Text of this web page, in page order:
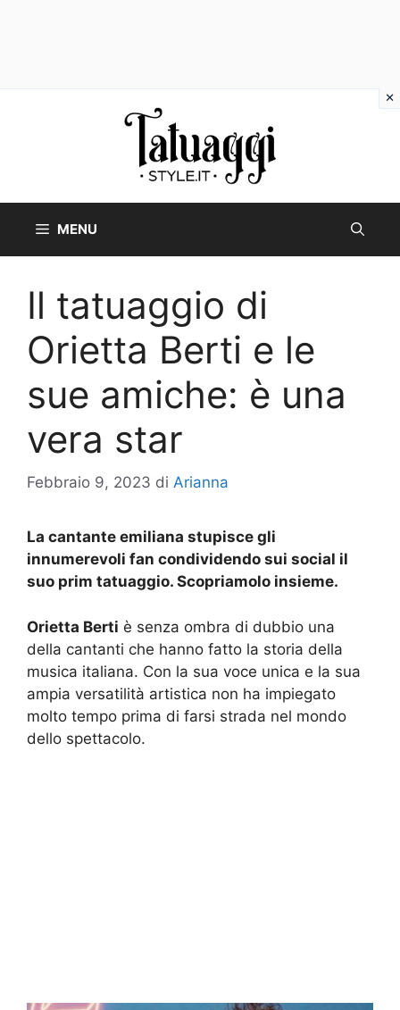
MENU
Il tatuaggio di
Orietta Berti e le
sue amiche: è una
vera star
Febbraio 9, 2023 di Arianna
La cantante emiliana stupisce gli
innumerevoli fan condividendo sui social il
suo prim tatuaggio. Scopriamolo insieme.
Orietta Berti è senza ombra di dubbio una
della cantanti che hanno fatto la storia della
musica italiana. Con la sua voce unica e la sua
ampia versatilità artistica non ha impiegato
molto tempo prima di farsi strada nel mondo
dello spettacolo.